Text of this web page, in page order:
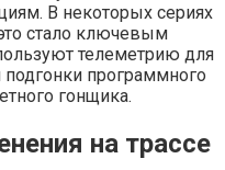
В некоторых сериях
стало ключевым
телеметрию для
программного
гонщика.
на трассе